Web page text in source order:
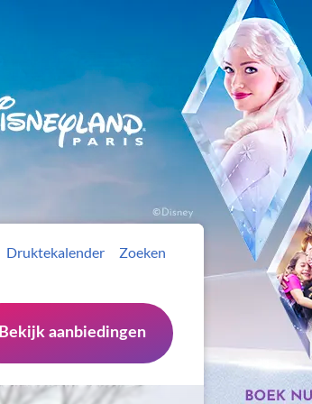
Druktekalender Zoeken
Bekijk aanbiedingen